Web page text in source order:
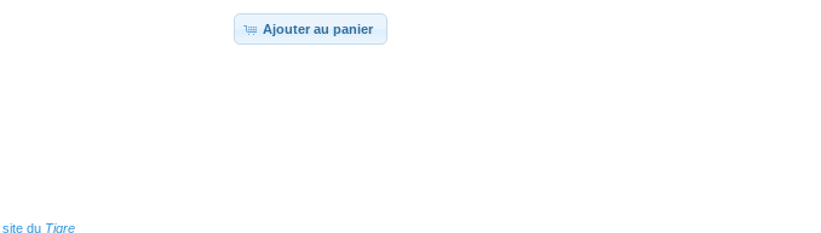
Ajouter au panier
site du Tigre